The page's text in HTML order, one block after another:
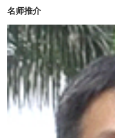
名师推介